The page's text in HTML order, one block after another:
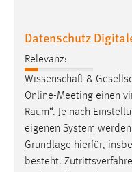
Datenschutz
Relevanz:
Wissenschaft &
Online-Meeting einen
Raum“. Je nach
eigenen System
Grundlage hierfür,
besteht.
Cookie Laufzeit:
EXTERNE
Um Inhalte von
Plattformen
externen Medien